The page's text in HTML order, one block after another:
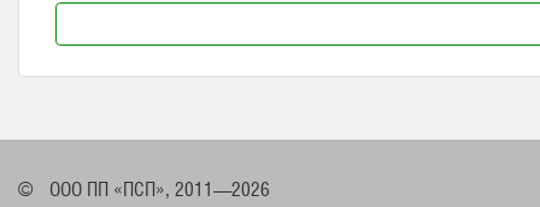
©
ООО ПП «ПСП», 2011—2026